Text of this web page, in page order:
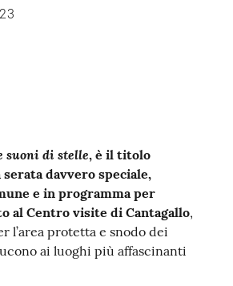
suoni di stelle, è il titolo
davvero speciale,
e in programma per
al Centro visite di Cantagallo,
l’area protetta e snodo dei
ai luoghi più affascinanti